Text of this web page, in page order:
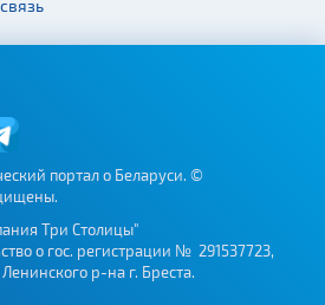
портал о Беларуси. ©
Три Столицы"
о гос. регистрации № 291537723,
р-на г. Бреста.